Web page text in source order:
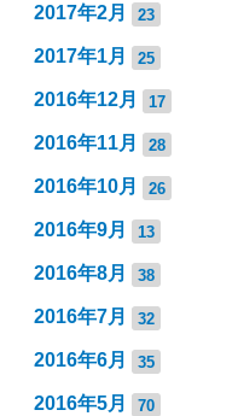
2017年2月 23
2017年1月 25
2016年12月 17
2016年11月 28
2016年10月 26
2016年9月 13
2016年8月 38
2016年7月 32
2016年6月 35
2016年5月 70